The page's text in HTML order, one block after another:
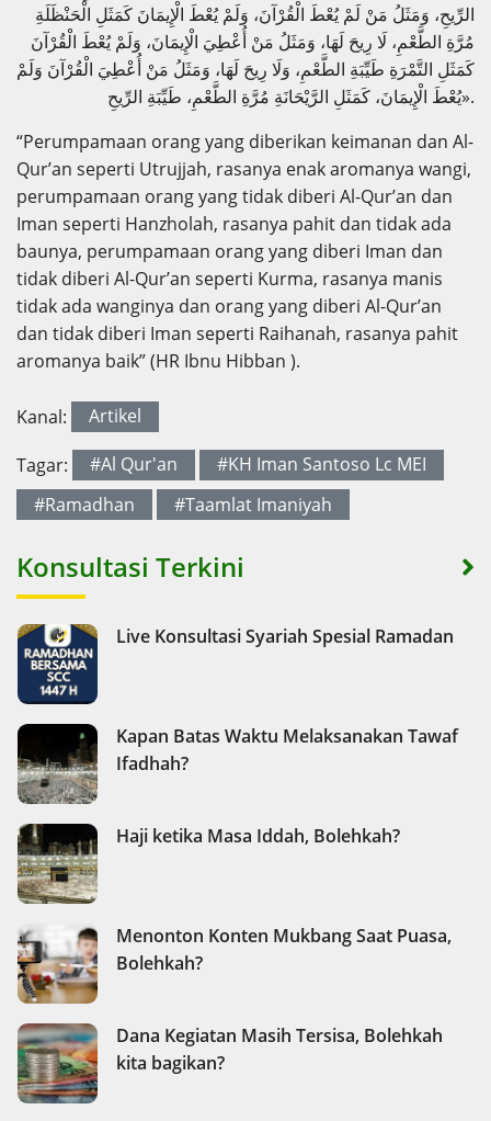
الرِّيحِ، وَمَثَلُ مَنْ لَمْ يُعْطَ الْقُرْآنَ، وَلَمْ يُعْطَ الْإِيمَانَ كَمَثَلِ الْحَنْظَلَةِ
مُرَّةِ الطَّعْمِ، لَا رِيحَ لَهَا، وَمَثَلُ مَنْ أُعْطِيَ الْإِيمَانَ، وَلَمْ يُعْطَ الْقُرْآنَ
كَمَثَلِ التَّمْرَةِ طَيِّبَةِ الطَّعْمِ، وَلَا رِيحَ لَهَا، وَمَثَلُ مَنْ أُعْطِيَ الْقُرْآنَ وَلَمْ
يُعْطَ الْإِيمَانَ، كَمَثَلِ الرَّيْحَانَةِ مُرَّةِ الطَّعْمِ، طَيِّبَةِ الرِّيحِ».
“Perumpamaan orang yang diberikan keimanan dan Al-
Qur’an seperti Utrujjah, rasanya enak aromanya wangi,
perumpamaan orang yang tidak diberi Al-Qur’an dan
Iman seperti Hanzholah, rasanya pahit dan tidak ada
baunya, perumpamaan orang yang diberi Iman dan
tidak diberi Al-Qur’an seperti Kurma, rasanya manis
tidak ada wanginya dan orang yang diberi Al-Qur’an
dan tidak diberi Iman seperti Raihanah, rasanya pahit
aromanya baik” (HR Ibnu Hibban ).
Kanal: Artikel
Tagar: #Al Qur'an
#KH Iman Santoso Lc MEI
#Ramadhan
#Taamlat Imaniyah
Konsultasi Terkini
Live Konsultasi Syariah Spesial Ramadan
Kapan Batas Waktu Melaksanakan Tawaf
Ifadhah?
Haji ketika Masa Iddah, Bolehkah?
Menonton Konten Mukbang Saat Puasa,
Bolehkah?
Dana Kegiatan Masih Tersisa, Bolehkah
kita bagikan?